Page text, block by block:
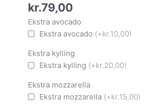
kr.79,00
Ekstra avocado
Ekstra avocado (+kr.10,00)
Ekstra kylling
Ekstra kylling (+kr.20,00)
Ekstra mozzarella
Ekstra mozzarella (+kr.15,00)